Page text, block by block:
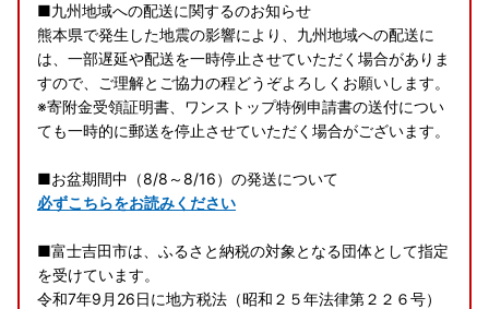
■九州地域への配送に関するのお知らせ
熊本県で発生した地震の影響により、九州地域への配送に
は、一部遅延や配送を一時停止させていただく場合がありま
すので、ご理解とご協力の程どうぞよろしくお願いします。
※寄附金受領証明書、ワンストップ特例申請書の送付につい
ても一時的に郵送を停止させていただく場合がございます。
■お盆期間中（8/8～8/16）の発送について
必ずこちらをお読みください
■富士吉田市は、ふるさと納税の対象となる団体として指定
を受けています。
令和7年9月26日に地方税法（昭和２５年法律第２２６号）